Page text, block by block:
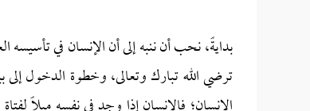
بدايةً، نحب أن ننبه إلى أن الإنسان في
ترضي الله تبارك وتعالى، وخطوة الدخول